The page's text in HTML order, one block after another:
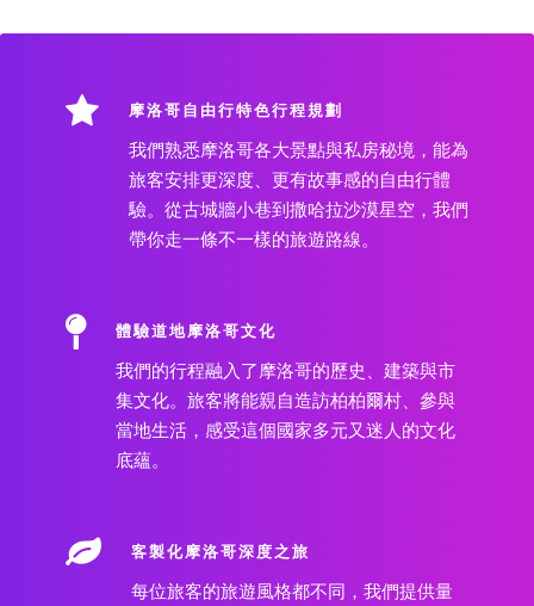
摩洛哥自由行特色行程規劃
我們熟悉摩洛哥各大景點與私房秘境，能為
旅客安排更深度、更有故事感的自由行體
驗。從古城牆小巷到撒哈拉沙漠星空，我們
帶你走一條不一樣的旅遊路線。
體驗道地摩洛哥文化
我們的行程融入了摩洛哥的歷史、建築與市
集文化。旅客將能親自造訪柏柏爾村、參與
當地生活，感受這個國家多元又迷人的文化
底蘊。
客製化摩洛哥深度之旅
每位旅客的旅遊風格都不同，我們提供量